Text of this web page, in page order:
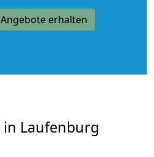
erhalten
in Laufenburg